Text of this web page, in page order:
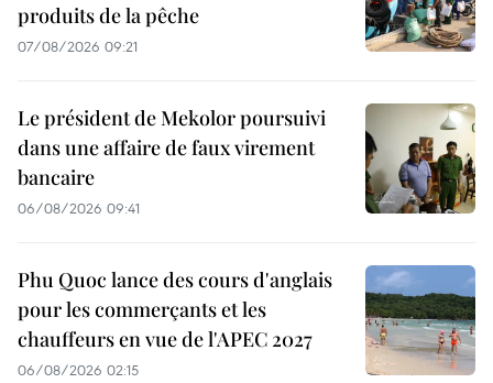
produits de la pêche
07/08/2026 09:21
Le président de Mekolor poursuivi
dans une affaire de faux virement
bancaire
06/08/2026 09:41
Phu Quoc lance des cours d'anglais
pour les commerçants et les
chauffeurs en vue de l'APEC 2027
06/08/2026 02:15